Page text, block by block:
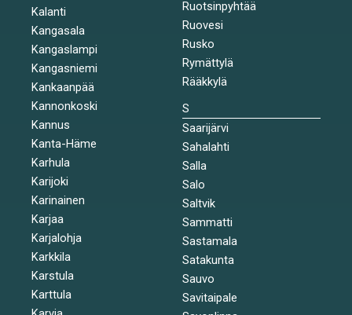
Kalanti
Kangasala
Kangaslampi
Kangasniemi
Kankaanpää
Kannonkoski
Kannus
Kanta-Häme
Karhula
Karijoki
Karinainen
Karjaa
Karjalohja
Karkkila
Karstula
Karttula
Ruotsinpyhtää
Ruovesi
Rusko
Rymättylä
Rääkkylä
S
Saarijärvi
Sahalahti
Salla
Salo
Saltvik
Sammatti
Sastamala
Satakunta
Sauvo
Savitaipale